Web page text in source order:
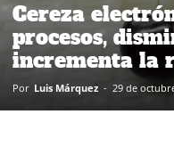
Cereza
procesos,
incrementa la
Por Luis Márquez - 29 de